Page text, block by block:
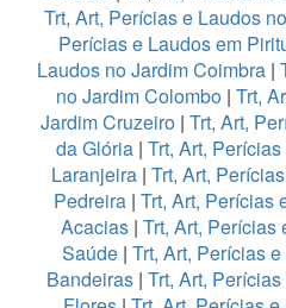
Trt, Art, Perícias e Laudos
Perícias e Laudos em
Laudos no Jardim Coimbra |
no Jardim Colombo| Trt,
Jardim Cruzeiro| Trt, Art,
da Glória| Trt, Art,
Laranjeira | Trt, Art,
Pedreira| Trt, Art, Perícias
Acacias| Trt, Art, Perícias
Saúde| Trt, Art, Perícias
Bandeiras| Trt, Art,